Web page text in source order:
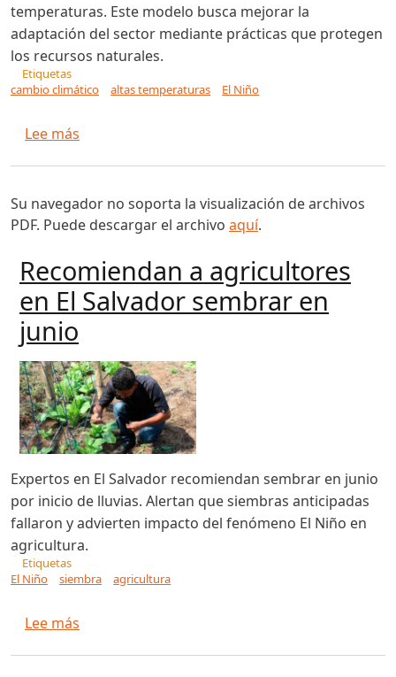
temperaturas. Este modelo busca mejorar la
adaptación del sector mediante prácticas que protegen
los recursos naturales.
Etiquetas
cambio climático
altas temperaturas El Niño
Lee más
Su navegador no soporta la visualización de archivos
PDF. Puede descargar el archivo aquí.
Recomiendan a agricultores
en El Salvador sembrar en
junio
Expertos en El Salvador recomiendan sembrar en junio
por inicio de lluvias. Alertan que siembras anticipadas
fallaron y advierten impacto del fenómeno El Niño en
agricultura.
Etiquetas
El Niño
siembra agricultura
Lee más